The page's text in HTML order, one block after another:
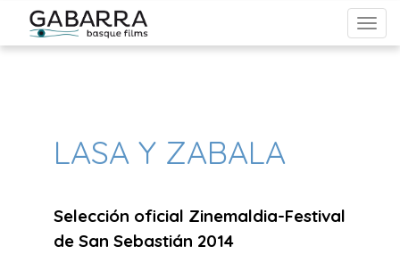
From Reels to Roulette: Unveiling the Dynamic Bond Between
Cinema, Gambling, and Pop Culture in Australia
LASA Y ZABALA
Selección oficial Zinemaldia-Festival
de San Sebastián 2014